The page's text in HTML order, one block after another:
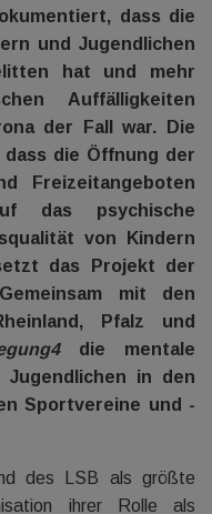
dass die
und Jugendlichen
hat und mehr
Auffälligkeiten
der Fall war. Die
die Öffnung der
Freizeitangeboten
das psychische
von Kindern
das Projekt der
mit den
Pfalz und
die mentale
in den
Sportvereine und -
des LSB als größte
ihrer Rolle als